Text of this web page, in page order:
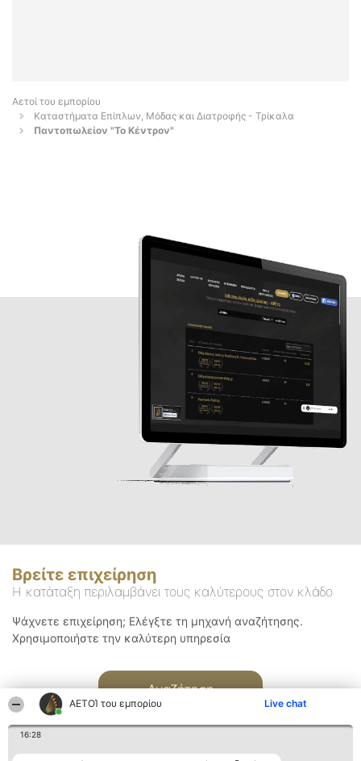
ΑΕΤΟΊ του εμπορίου Live chat
16:28
Αετοί του εμπορίου
Καταστήματα Επίπλων, Μόδας και Διατροφής - Τρίκαλα
Παντοπωλείον "Το Κέντρον"
Βρείτε επιχείρηση
Η κατάταξη περιλαμβάνει τους καλύτερους στον κλάδο
Ψάχνετε επιχείρηση; Ελέγξτε τη μηχανή αναζήτησης.
Χρησιμοποιήστε την καλύτερη υπηρεσία
Αναζήτηση